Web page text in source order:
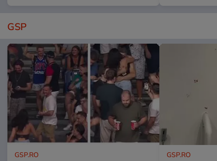
GSP
GSP.RO GSP.RO